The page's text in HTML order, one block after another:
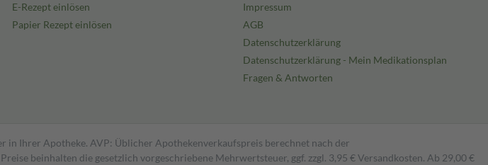
E-Rezept einlösen
Papier Rezept einlösen
Impressum
AGB
Datenschutzerklärung
Datenschutzerklärung - Mein Medikationsplan
Fragen & Antworten
in Ihrer Apotheke. AVP: Üblicher Apothekenverkaufspreis berechnet nach der
beinhalten die gesetzlich vorgeschriebene Mehrwertsteuer, ggf. zzgl. 3,95 € Versandkosten. Ab 29,00 €